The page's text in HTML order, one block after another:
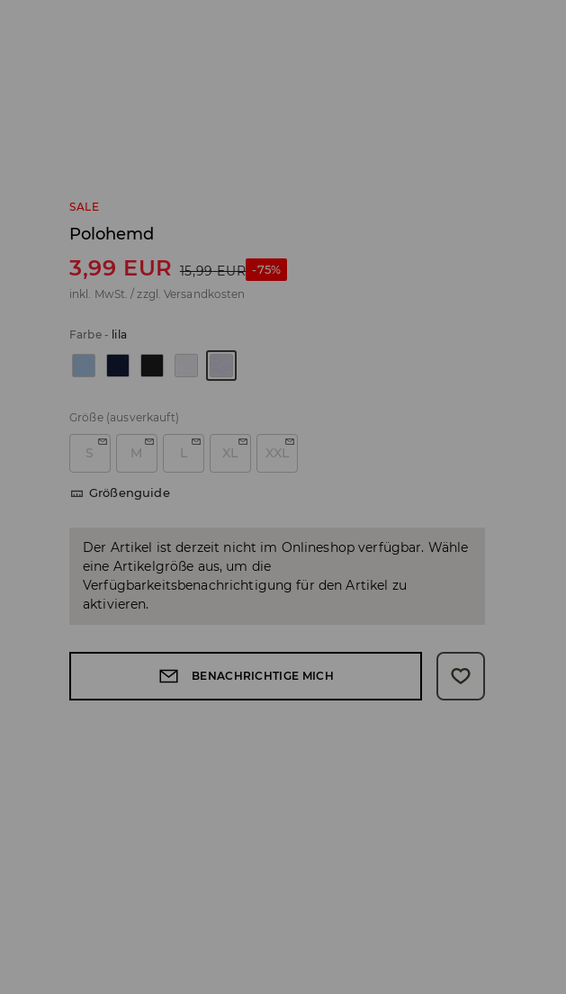
SALE
Polohemd
3,99 EUR 15,99 EUR -75%
inkl. MwSt. / zzgl. Versandkosten
Farbe- lila
Größe (ausverkauft)
S M L XL XXL
Größenguide
Der Artikel ist derzeit nicht im Onlineshop verfügbar. Wähle
eine Artikelgröße aus, um die
Verfügbarkeitsbenachrichtigung für den Artikel zu
aktivieren.
BENACHRICHTIGE MICH